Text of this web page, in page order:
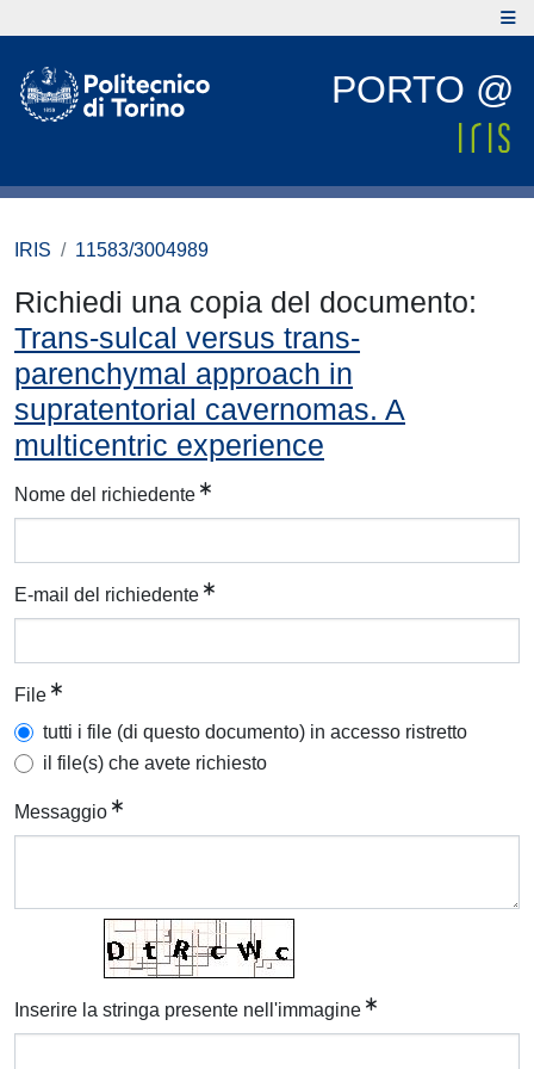
PORTO @
IRIS 11583/3004989
Richiedi una copia del documento:
Trans-sulcal versus trans-
parenchymal approach in
supratentorial cavernomas. A
multicentric experience
Nome del richiedente
E-mail del richiedente
File
tutti i file (di questo documento) in accesso ristretto
il file(s) che avete richiesto
Messaggio
Inserire la stringa presente nell'immagine